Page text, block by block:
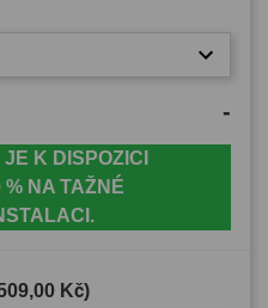
-
K DISPOZICI
% NA TAŽNÉ
Kč)